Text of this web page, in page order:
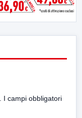
I campi obbligatori